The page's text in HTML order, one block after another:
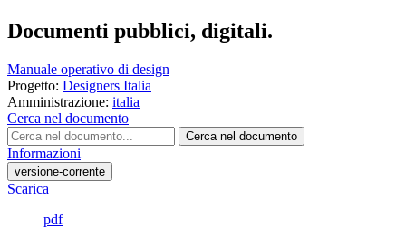
Documenti pubblici, digitali.
Manuale operativo di design
Progetto: Designers Italia
Amministrazione: italia
Cerca nel documento
Cerca nel documento
Informazioni
versione-corrente
Scarica
pdf